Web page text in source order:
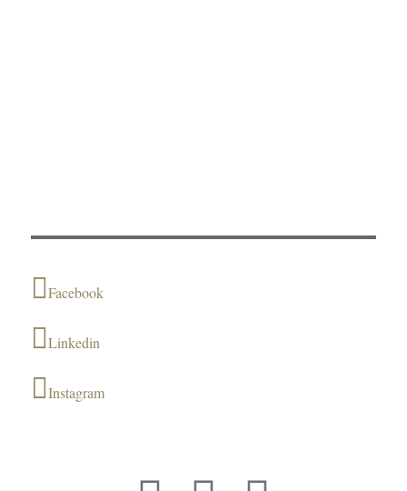
Facebook
Linkedin
Instagram